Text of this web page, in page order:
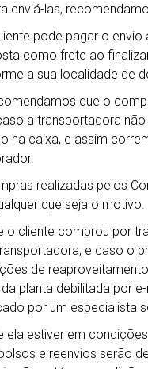
enviá-las,
pode pagar o
como frete ao
a sua localidade de
que o
a transportadora
na caixa, e assim
realizadas pelos
que seja o motivo.
o cliente comprou por
e caso o
de
planta debilitada por
por um especialista
ela estiver em
e reenvios serão